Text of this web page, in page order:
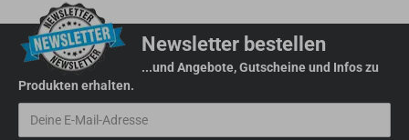
Newsletter bestellen
...und Angebote, Gutscheine und Infos zu
Produkten erhalten.